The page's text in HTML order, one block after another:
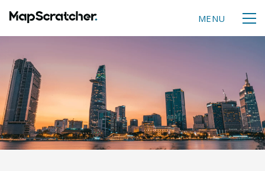
MENU